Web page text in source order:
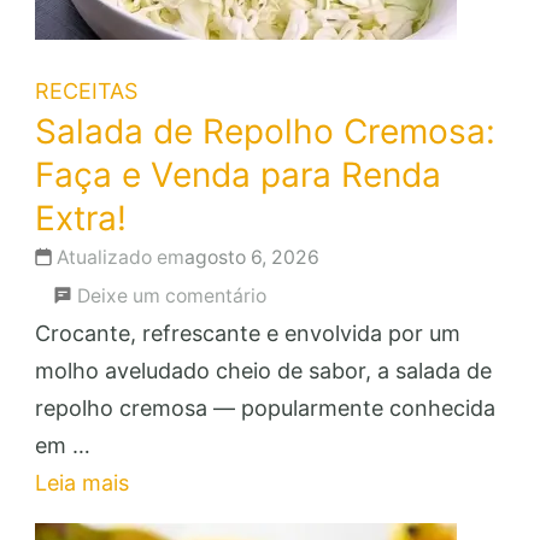
RECEITAS
Salada de Repolho Cremosa:
Faça e Venda para Renda
Extra!
Atualizado emagosto 6, 2026
Deixe um comentárioem
Salada
de
Repolho
Crocante, refrescante e envolvida por um
molho aveludado cheio de sabor, a salada de
repolho cremosa — popularmente conhecida
em …
Leia mais